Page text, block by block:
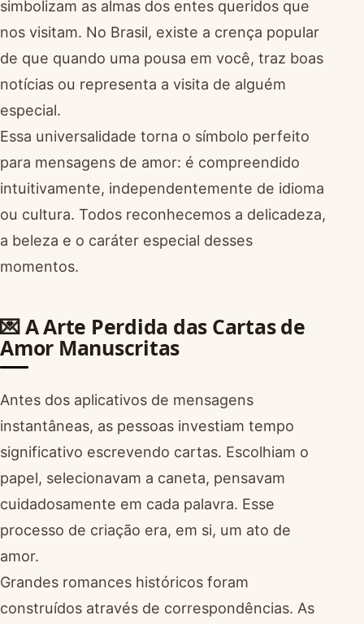
simbolizam as almas dos entes queridos que
nos visitam. No Brasil, existe a crença popular
de que quando uma pousa em você, traz boas
notícias ou representa a visita de alguém
especial.
Essa universalidade torna o símbolo perfeito
para mensagens de amor: é compreendido
intuitivamente, independentemente de idioma
ou cultura. Todos reconhecemos a delicadeza,
a beleza e o caráter especial desses
momentos.
💌 A Arte Perdida das Cartas de
Amor Manuscritas
Antes dos aplicativos de mensagens
instantâneas, as pessoas investiam tempo
significativo escrevendo cartas. Escolhiam o
papel, selecionavam a caneta, pensavam
cuidadosamente em cada palavra. Esse
processo de criação era, em si, um ato de
amor.
Grandes romances históricos foram
construídos através de correspondências. As